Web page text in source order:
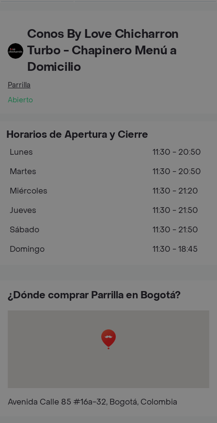
Conos By Love Chicharron
Turbo - Chapinero Menú a
Domicilio
Parrilla
Abierto
¿Dónde comprar Parrilla en Bogotá?
Avenida Calle 85 #16a-32, Bogotá, Colombia
Horarios de Apertura y Cierre
Lunes
11:30 - 20:50
Martes
11:30 - 20:50
Miércoles
11:30 - 21:20
Jueves
11:30 - 21:50
Sábado
11:30 - 21:50
Domingo
11:30 - 18:45